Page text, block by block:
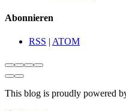
Abonnieren
RSS | ATOM
This blog is proudly powered